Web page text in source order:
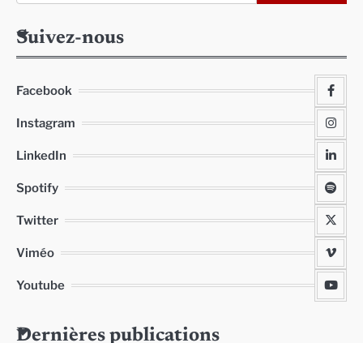
Suivez-nous
Facebook
Instagram
LinkedIn
Spotify
Twitter
Viméo
Youtube
Dernières publications